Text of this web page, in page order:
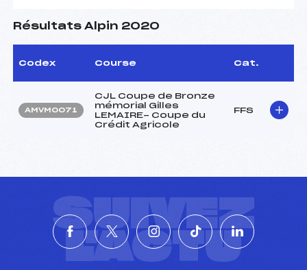
Résultats Alpin 2020
Codex Course Cat.
AMVM0071
CJL Coupe de Bronze
mémorial Gilles
LEMAIRE- Coupe du
Crédit Agricole
FFS
SUIVEZ
L'ACTU